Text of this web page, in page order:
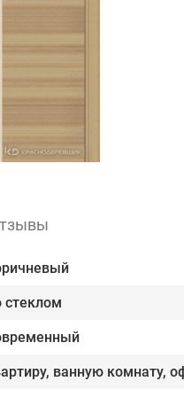
стеклом
ванную комнату,